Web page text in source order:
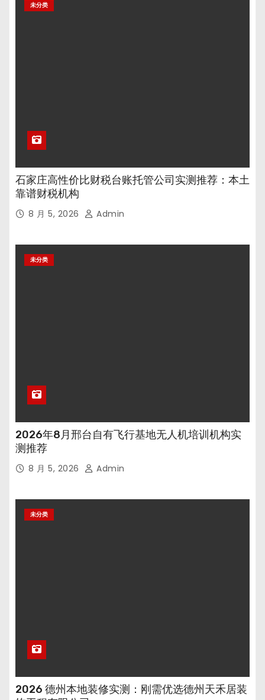
未分类
石家庄高性价比财税台账托管公司实测推荐：本土
靠谱财税机构
8 月 5, 2026 Admin
未分类
2026年8月邢台自有飞行基地无人机培训机构实
测推荐
8 月 5, 2026 Admin
未分类
2026 德州本地装修实测：刚需优选德州天禾居装